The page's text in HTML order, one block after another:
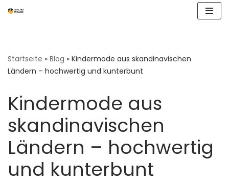
Startseite » Blog » Kindermode aus skandinavischen
Ländern – hochwertig und kunterbunt
Kindermode aus
skandinavischen
Ländern – hochwertig
und kunterbunt